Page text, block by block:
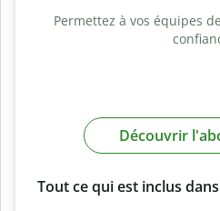
Permettez à vos équipes
Découvrir
Tout ce qui est inclus